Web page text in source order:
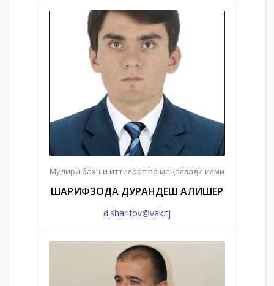
Мудири бахши иттилоот ва маҷаллаҳои илмӣ
ШАРИФЗОДА ДУРАНДЕШ АЛИШЕР
d.sharifov@vak.tj